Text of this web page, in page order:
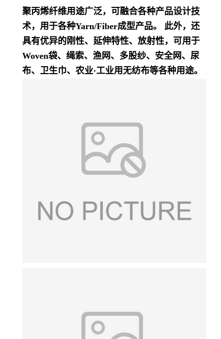
聚丙烯纤维用途广泛，可融合各种产品设计技
术，用于各种Yarn/Fiber成型产品。 此外，还
具有优异的刚性、延伸特性、放射性，可用于
Woven袋、绳索、渔网、多股纱、安全网、尿
布、卫生巾、农业·工业用无纺布等各种用途。